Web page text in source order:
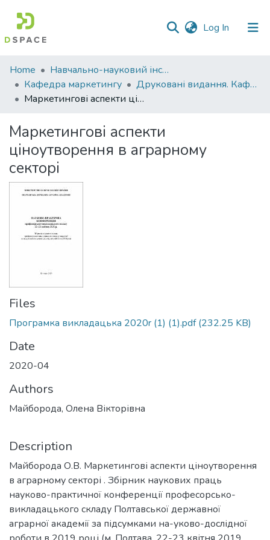
Log In (current)
Communities
&
Collections
Statistics
Home
Навчально-науковий інститут економіки, управління, права та інформаційних технологій
Кафедра маркетингу
Друковані видання. Кафедра маркетингу
Маркетингові аспекти ціноутворення в аграрному секторі
Маркетингові аспекти
ціноутворення в аграрному
секторі
Files
Програмка викладацька 2020r (1) (1).pdf(232.25 KB)
Date
2020-04
Authors
Майборода, Олена Вікторівна
Description
Майборода О.В. Маркетингові аспекти ціноутворення
в аграрному секторі . Збірник наукових праць
науково-практичної конференції професорсько-
викладацького складу Полтавської державної
аграрної академії за підсумками на-уково-дослідної